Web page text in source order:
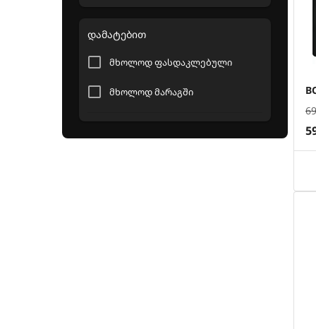
2 გაზი + 2 ელექტრო
დამატებით
მხოლოდ ფასდაკლებული
მხოლოდ მარაგში